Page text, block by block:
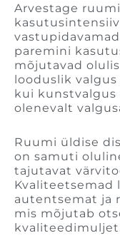
Arvestage
paremini
mõjutavad
looduslik
kui kunstvalgus
olenevalt
Ruumi üldise
on samuti
tajutavat
Kvaliteetsemad
autentsemat ja
mis mõjutab